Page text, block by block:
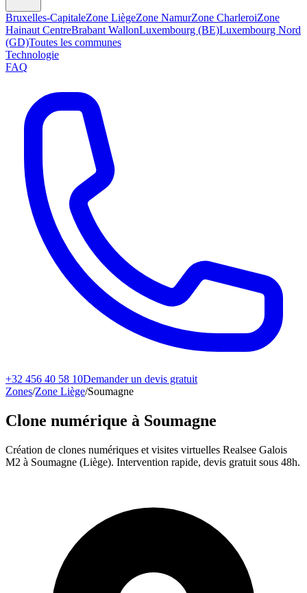
Bruxelles-CapitaleZone LiègeZone NamurZone CharleroiZone
Hainaut CentreBrabant WallonLuxembourg (BE)Luxembourg Nord
(GD)Toutes les communes
Technologie
FAQ
+32 456 40 58 10Demander un devis gratuit
Zones/Zone Liège/Soumagne
Clone numérique à Soumagne
Création de clones numériques et visites virtuelles Realsee Galois
M2 à Soumagne (Liège). Intervention rapide, devis gratuit sous 48h.